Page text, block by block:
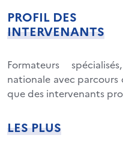
PROFIL DES
INTERVENANTS
Formateurs
nationale avec parcours
que des intervenants
LES PLUS